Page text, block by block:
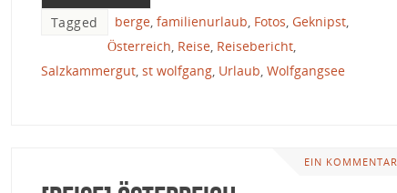
Tagged berge, familienurlaub, Fotos, Geknipst,
Österreich, Reise, Reisebericht,
Salzkammergut, st wolfgang, Urlaub, Wolfgangsee
EIN KOMMENTAR